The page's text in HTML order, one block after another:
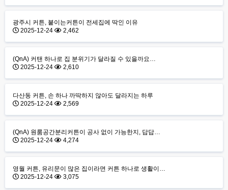
광주시 커튼, 붙이는커튼이 전세집에 딱인 이유
2025-12-24
2,462
(QnA) 커탠 하나로 집 분위기가 달라질 수 있을까요…
2025-12-24
2,610
다산동 커튼, 손 하나 까딱하지 않아도 달라지는 하루
2025-12-24
2,569
(QnA) 원룸공간분리커튼이 공사 없이 가능한지, 답답…
2025-12-24
4,274
영월 커튼, 유리문이 많은 집이라면 커튼 하나로 생활이…
2025-12-24
3,075